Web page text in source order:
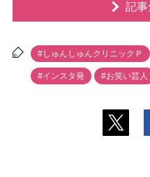
記事
#しゅんしゅんクリニックＰ
#インスタ発 #お笑い芸人